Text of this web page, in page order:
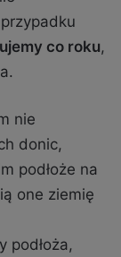
co roku,
nie
donic,
podłoże na
one ziemię
podłoża,